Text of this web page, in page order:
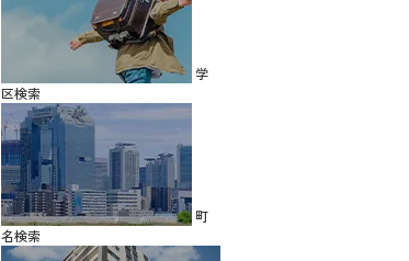
学
区検索
町
名検索